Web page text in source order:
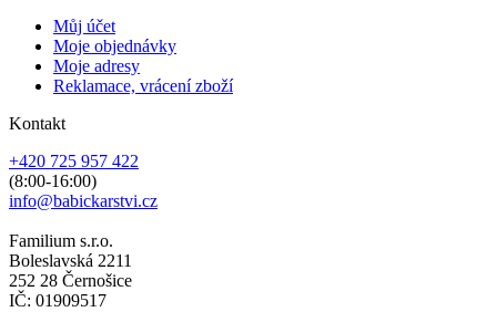
Můj účet
Moje objednávky
Moje adresy
Reklamace, vrácení zboží
Kontakt
+420 725 957 422
(8:00-16:00)
info@babickarstvi.cz
Familium s.r.o.
Boleslavská 2211
252 28 Černošice
IČ: 01909517